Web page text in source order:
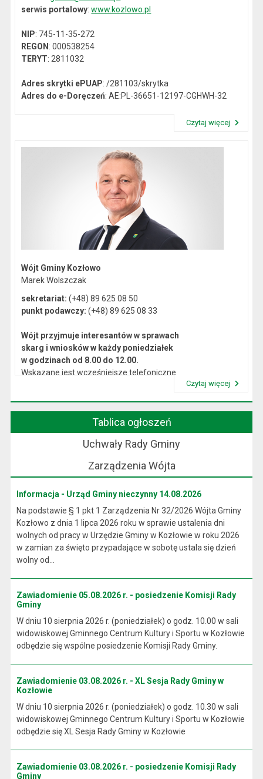
serwis portalowy:www.kozlowo.pl
NIP: 745-11-35-272
REGON: 000538254
TERYT: 2811032
Adres skrytki ePUAP: /281103/skrytka
Adres do e-Doręczeń: AE:PL-36651-12197-CGHWH-32
Czytaj więcej
Wójt Gminy Kozłowo
Marek Wolszczak
sekretariat: (+48) 89 625 08 50
punkt podawczy: (+48) 89 625 08 33
Wójt przyjmuje interesantów w sprawach
skarg i wniosków w każdy poniedziałek
w godzinach od 8.00 do 12.00.
Wskazane jest wcześniejsze telefoniczne
Czytaj więcej
Tablica ogłoszeń
Uchwały Rady Gminy
Zarządzenia Wójta
Informacja - Urząd Gminy nieczynny 14.08.2026
Na podstawie § 1 pkt 1 Zarządzenia Nr 32/2026 Wójta Gminy
Kozłowo z dnia 1 lipca 2026 roku w sprawie ustalenia dni
wolnych od pracy w Urzędzie Gminy w Kozłowie w roku 2026
w zamian za święto przypadające w sobotę ustala się dzień
wolny od...
Zawiadomienie 05.08.2026 r. - posiedzenie Komisji Rady
Gminy
W dniu 10 sierpnia 2026 r. (poniedziałek) o godz. 10.00 w sali
widowiskowej Gminnego Centrum Kultury i Sportu w Kozłowie
odbędzie się wspólne posiedzenie Komisji Rady Gminy.
Zawiadomienie 03.08.2026 r. - XL Sesja Rady Gminy w
Kozłowie
W dniu 10 sierpnia 2026 r. (poniedziałek) o godz. 10.30 w sali
widowiskowej Gminnego Centrum Kultury i Sportu w Kozłowie
odbędzie się XL Sesja Rady Gminy w Kozłowie
Zawiadomienie 03.08.2026 r. - posiedzenie Komisji Rady
Gminy